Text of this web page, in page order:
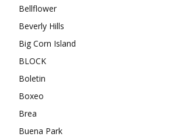
Bellflower
Beverly Hills
Big Corn Island
BLOCK
Boletin
Boxeo
Brea
Buena Park